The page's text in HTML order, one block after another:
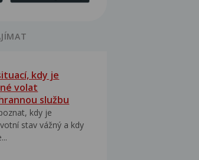
kdy je
volat
službu
kdy je
stav vážný a kdy